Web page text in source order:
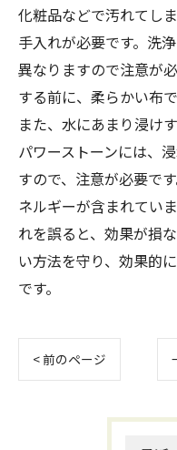
化粧品などで汚れてし
手入れが必要です。洗
異なりますので注意が
する前に、柔らかい布
また、水にあまり浸け
パワーストーンには、
すので、注意が必要で
ネルギーが含まれてい
れを誤ると、効果が損
い方法を守り、効果的
です。
< 前のページ